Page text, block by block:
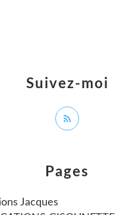
Pages
Jacques
Suivez-moi